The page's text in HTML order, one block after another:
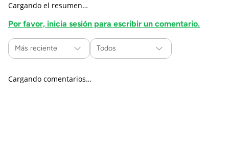
Cargando el resumen…
Por favor, inicia sesión para escribir un comentario.
Más reciente Todos
Cargando comentarios…